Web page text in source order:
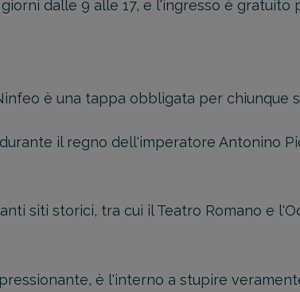
dalle 9 alle 17, e l'ingresso è gratuito
è una tappa obbligata per chiunque
il regno dell'imperatore Antonino
siti storici, tra cui il Teatro Romano e
è l'interno a stupire